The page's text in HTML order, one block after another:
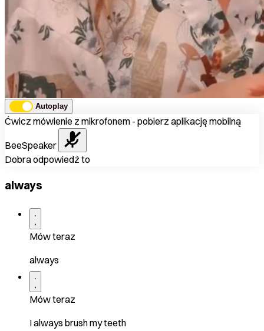
Autoplay
Ćwicz mówienie z mikrofonem - pobierz aplikację mobilną
BeeSpeaker
Dobra odpowiedź to
always
Mów teraz
always
Mów teraz
I always brush my teeth